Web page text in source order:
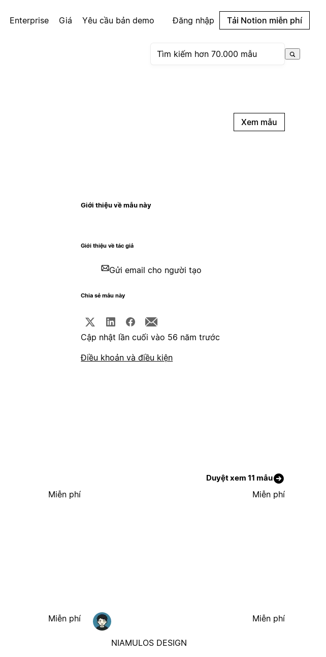
Enterprise Giá Yêu cầu bản demo Đăng nhập Tải Notion miễn phí
Xem mẫu
Giới thiệu về mẫu này
Giới thiệu về tác giả
Gửi email cho người tạo
Chia sẻ mẫu này
Cập nhật lần cuối vào 56 năm trước
Điều khoản và điều kiện
Duyệt xem 11 mẫu
Miễn phí Miễn phí
Miễn phí
NIAMULOS DESIGN
Miễn phí